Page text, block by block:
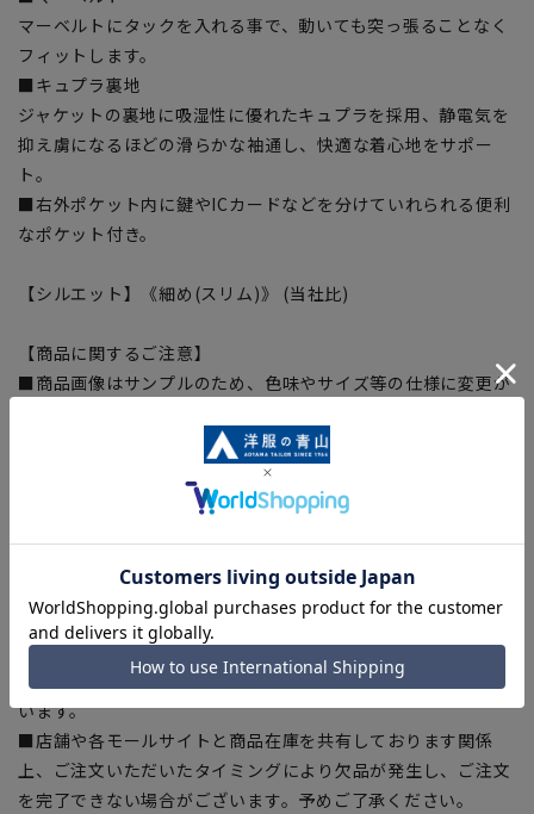
マーベルトにタックを入れる事で、動いても突っ張ることなく
フィットします。
■キュプラ裏地
ジャケットの裏地に吸湿性に優れたキュプラを採用、静電気を
抑え虜になるほどの滑らかな袖通し、快適な着心地をサポー
ト。
■右外ポケット内に鍵やICカードなどを分けていれられる便利
なポケット付き。
【シルエット】《細め(スリム)》 (当社比)
【商品に関するご注意】
■商品画像はサンプルのため、色味やサイズ等の仕様に変更が
■ゆとり感には個人差があります。サイズ表を確認の上、ご購
入の目安としてご利用ください。
■生地や仕様・デザインにより、着用感や実際のサイズ表に若
部、商品現物におすすめサイズ(ヌードサイズ)を記載している
商品もございます。
■ブラウザやお使いのモニター環境、また撮影時の室内外の光
加減により、実際の商品と掲載画像の色味が異なる場合がござ
います。
■店舗や各モールサイトと商品在庫を共有しております関係
上、ご注文いただいたタイミングにより欠品が発生し、ご注文
を完了できない場合がございます。予めご了承ください。